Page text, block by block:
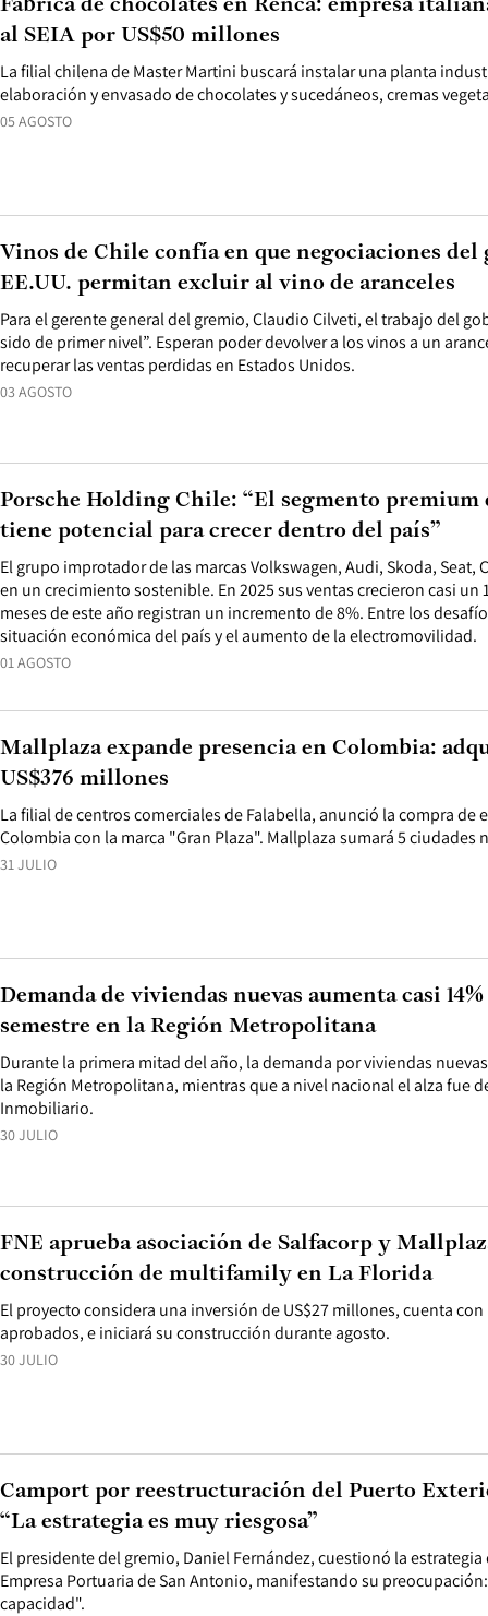
05 AGOSTO
La filial chilena de Master Martini buscará instalar una planta
elaboración y envasado de chocolates y sucedáneos, cremas
Fábrica de chocolates en Renca: empresa
al SEIA por US$50 millones
03 AGOSTO
Para el gerente general del gremio, Claudio Cilveti, el trabajo del
sido de primer nivel”. Esperan poder devolver a los vinos a un
recuperar las ventas perdidas en Estados Unidos.
Vinos de Chile confía en que negociaciones del
EE.UU. permitan excluir al vino de aranceles
01 AGOSTO
El grupo improtador de las marcas Volkswagen, Audi, Skoda, Seat,
en un crecimiento sostenible. En 2025 sus ventas crecieron casi un
meses de este año registran un incremento de 8%. Entre los
situación económica del país y el aumento de la electromovilidad.
Porsche Holding Chile: “El segmento premium
tiene potencial para crecer dentro del país”
31 JULIO
La filial de centros comerciales de Falabella, anunció la compra de
Colombia con la marca "Gran Plaza". Mallplaza sumará 5 ciudades
Mallplaza expande presencia en Colombia:
US$376 millones
30 JULIO
Durante la primera mitad del año, la demanda por viviendas
la Región Metropolitana, mientras que a nivel nacional el alza fue
Inmobiliario.
Demanda de viviendas nuevas aumenta casi
semestre en la Región Metropolitana
30 JULIO
El proyecto considera una inversión de US$27 millones, cuenta
aprobados, e iniciará su construcción durante agosto.
FNE aprueba asociación de Salfacorp y
construcción de multifamily en La Florida
El presidente del gremio, Daniel Fernández, cuestionó la
Empresa Portuaria de San Antonio, manifestando su
capacidad".
Camport por reestructuración del Puerto
“La estrategia es muy riesgosa”